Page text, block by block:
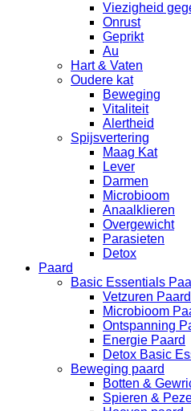
Viezigheid
Onrust
Geprikt
Au
Hart & Vaten
Oudere kat
Beweging
Vitaliteit
Alertheid
Spijsvertering
Maag Kat
Lever
Darmen
Microbioom
Anaalklieren
Overgewicht
Parasieten
Detox
Paard
Basic Essentials
Vetzuren Paard
Microbioom
Ontspanning
Energie Paard
Detox Basic
Beweging paard
Botten &
Spieren &